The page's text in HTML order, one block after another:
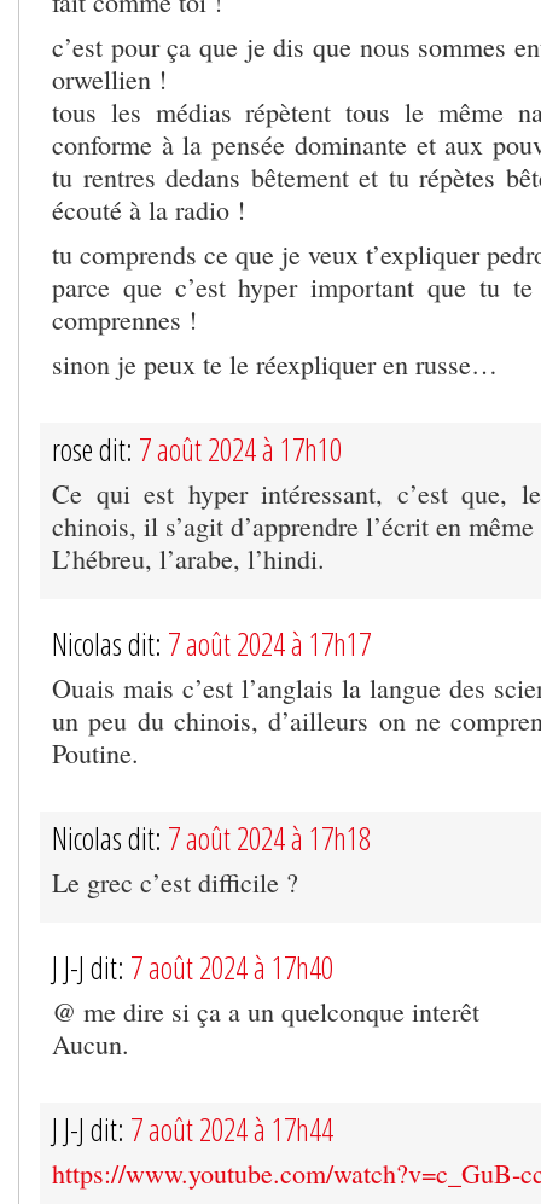
c’est pour ça que je dis que nous sommes
orwellien !
tous les médias répètent tous le même
conforme à la pensée dominante et aux
tu rentres dedans bêtement et tu répètes
écouté à la radio !
tu comprends ce que je veux t’expliquer
parce que c’est hyper important que tu
comprennes !
sinon je peux te le réexpliquer en russe…
rose dit: 7 août 2024 à 17h10
Ce qui est hyper intéressant, c’est que,
chinois, il s’agit d’apprendre l’écrit en
L’hébreu, l’arabe, l’hindi.
Nicolas dit: 7 août 2024 à 17h17
Ouais mais c’est l’anglais la langue des
un peu du chinois, d’ailleurs on ne
Poutine.
Nicolas dit: 7 août 2024 à 17h18
Le grec c’est difficile ?
J J-J dit: 7 août 2024 à 17h40
@ me dire si ça a un quelconque interêt
Aucun.
J J-J dit: 7 août 2024 à 17h44
https://www.youtube.com/watch?v=c_GuB-